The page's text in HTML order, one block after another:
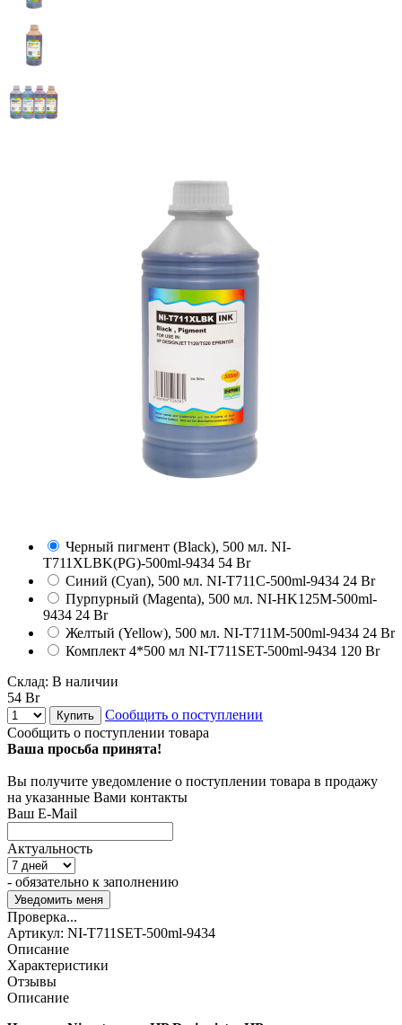
Черный пигмент (Black), 500 мл. NI-
T711XLBK(PG)-500ml-9434 54 Br
Синий (Cyan), 500 мл. NI-T711C-500ml-9434 24 Br
Пурпурный (Magenta), 500 мл. NI-HK125M-500ml-
9434 24 Br
Желтый (Yellow), 500 мл. NI-T711M-500ml-9434 24 Br
Комплект 4*500 мл NI-T711SET-500ml-9434 120 Br
Склад: В наличии
54 Br
Купить
Сообщить о поступлении
Сообщить о поступлении товара
Ваша просьба принята!
Вы получите уведомление о поступлении товара в продажу
на указанные Вами контакты
Ваш E-Mail
Актуальность
- обязательно к заполнению
Проверка...
Артикул: NI-T711SET-500ml-9434
Описание
Характеристики
Отзывы
Описание